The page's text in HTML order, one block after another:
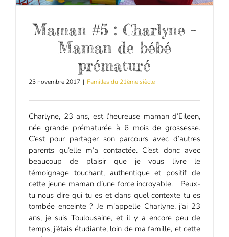
Maman #5 : Charlyne –
Maman de bébé
prématuré
23 novembre 2017 | Familles du 21ème siècle
Charlyne, 23 ans, est l’heureuse maman d’Eileen,
née grande prématurée à 6 mois de grossesse.
C’est pour partager son parcours avec d’autres
parents qu’elle m’a contactée. C’est donc avec
beaucoup de plaisir que je vous livre le
témoignage touchant, authentique et positif de
cette jeune maman d’une force incroyable. Peux-
tu nous dire qui tu es et dans quel contexte tu es
tombée enceinte ? Je m’appelle Charlyne, j’ai 23
ans, je suis Toulousaine, et il y a encore peu de
temps, j’étais étudiante, loin de ma famille, et cette